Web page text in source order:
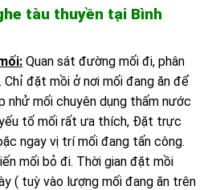
tàu thuyền tại Bình
Quan sát đường mối đi, phân
Chỉ đặt mồi ở nơi mối đang ăn để
nhử mối chuyên dụng thấm nước
tố mối rất ưa thích, Đặt trực
ngay vị trí mối đang tấn công.
mối bỏ đi. Thời gian đặt mồi
( tuỳ vào lượng mối đang ăn trên